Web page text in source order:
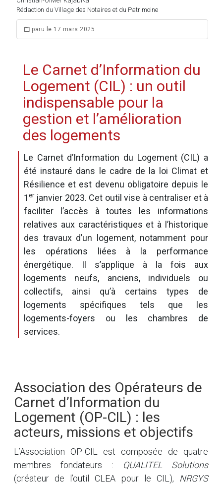
Rédaction du Village des Notaires et du Patrimoine
paru le 17 mars 2025
Le Carnet d’Information du
Logement (CIL) : un outil
indispensable pour la
gestion et l’amélioration
des logements
Le Carnet d’Information du Logement (CIL) a
été instauré dans le cadre de la loi Climat et
Résilience et est devenu obligatoire depuis le
1erjanvier 2023. Cet outil vise à centraliser et à
faciliter l’accès à toutes les informations
relatives aux caractéristiques et à l’historique
des travaux d’un logement, notamment pour
les opérations liées à la performance
énergétique. Il s’applique à la fois aux
logements neufs, anciens, individuels ou
collectifs, ainsi qu’à certains types de
logements spécifiques tels que les
logements-foyers ou les chambres de
services.
Association des Opérateurs de
Carnet d’Information du
Logement (OP-CIL) : les
acteurs, missions et objectifs
L’Association OP-CIL est composée de quatre
membres fondateurs :
QUALITEL Solutions
(créateur de l’outil CLEA pour le CIL), NRGYS